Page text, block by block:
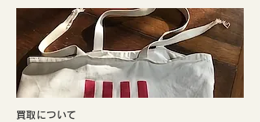
​買取について